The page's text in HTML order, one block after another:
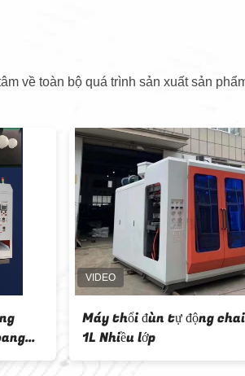
về toàn bộ quá trình sản xuất sản
Máy thổi chai PE tự động 2 lớp 3
đầu đùn nhựa